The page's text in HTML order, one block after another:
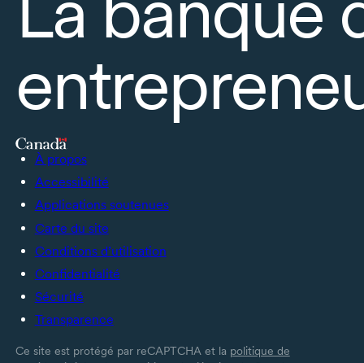
À propos
Accessibilité
Applications soutenues
Carte du site
Conditions d’utilisation
Confidentialité
Sécurité
Transparence
Ce site est protégé par reCAPTCHA et la politique de